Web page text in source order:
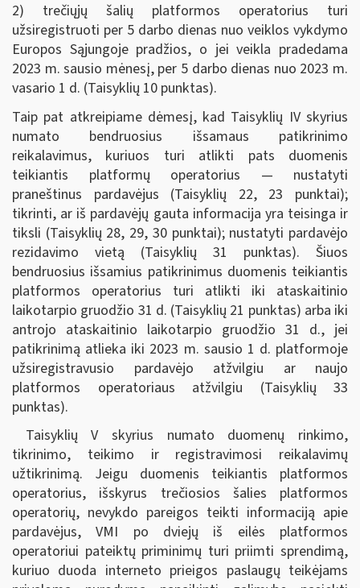
2) trečiųjų šalių platformos operatorius turi
užsiregistruoti per 5 darbo dienas nuo veiklos vykdymo
Europos Sąjungoje pradžios, o jei veikla pradedama
2023 m. sausio mėnesį, per 5 darbo dienas nuo 2023 m.
vasario 1 d. (Taisyklių 10 punktas).
Taip pat atkreipiame dėmesį, kad Taisyklių IV skyrius
numato bendruosius išsamaus patikrinimo
reikalavimus, kuriuos turi atlikti pats duomenis
teikiantis platformų operatorius — nustatyti
praneštinus pardavėjus (Taisyklių 22, 23 punktai);
tikrinti, ar iš pardavėjų gauta informacija yra teisinga ir
tiksli (Taisyklių 28, 29, 30 punktai); nustatyti pardavėjo
rezidavimo vietą (Taisyklių 31 punktas). Šiuos
bendruosius išsamius patikrinimus duomenis teikiantis
platformos operatorius turi atlikti iki ataskaitinio
laikotarpio gruodžio 31 d. (Taisyklių 21 punktas) arba iki
antrojo ataskaitinio laikotarpio gruodžio 31 d., jei
patikrinimą atlieka iki 2023 m. sausio 1 d. platformoje
užsiregistravusio pardavėjo atžvilgiu ar naujo
platformos operatoriaus atžvilgiu (Taisyklių 33
punktas).
Taisyklių V skyrius numato duomenų rinkimo,
tikrinimo, teikimo ir registravimosi reikalavimų
užtikrinimą. Jeigu duomenis teikiantis platformos
operatorius, išskyrus trečiosios šalies platformos
operatorių, nevykdo pareigos teikti informaciją apie
pardavėjus, VMI po dviejų iš eilės platformos
operatoriui pateiktų priminimų turi priimti sprendimą,
kuriuo duoda interneto prieigos paslaugų teikėjams